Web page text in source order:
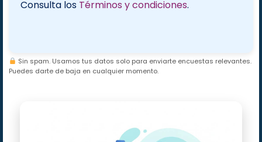
Consulta los Términos y condiciones.
Sin spam. Usamos tus datos solo para enviarte encuestas relevantes.
Puedes darte de baja en cualquier momento.